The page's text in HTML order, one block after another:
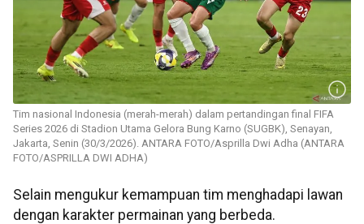
Tim nasional Indonesia (merah-merah) dalam pertandingan final FIFA
Series 2026 di Stadion Utama Gelora Bung Karno (SUGBK), Senayan,
Jakarta, Senin (30/3/2026). ANTARA FOTO/Asprilla Dwi Adha (ANTARA
FOTO/ASPRILLA DWI ADHA)
Selain mengukur kemampuan tim menghadapi lawan
dengan karakter permainan yang berbeda.